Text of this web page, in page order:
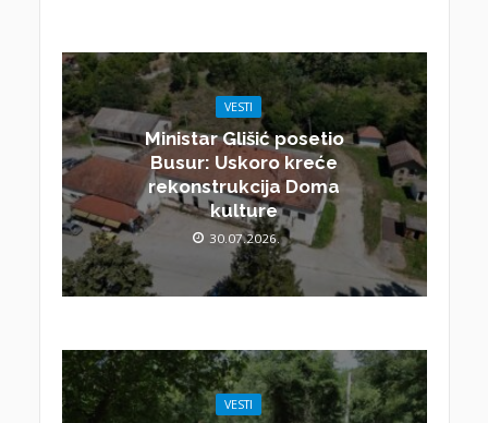
VESTI
Ministar Glišić posetio
Busur: Uskoro kreće
rekonstrukcija Doma
kulture
30.07.2026.
VESTI